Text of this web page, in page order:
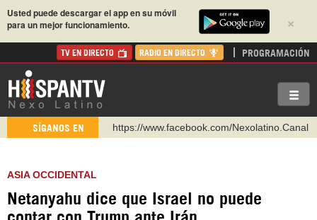
×
Usted puede descargar el app en su móvil
para un mejor funcionamiento.
TV EN DIRECTO RADIO EN DIRECTO PROGRAMACIÓN
SÍGANOS EN
https://www.facebook.com/Nexolatino.Canal
https://t.me/hispantvcanal
https://urmedium.com/c/hispantv
ASIA OCCIDENTAL
Netanyahu dice que Israel no puede
contar con Trump ante Irán